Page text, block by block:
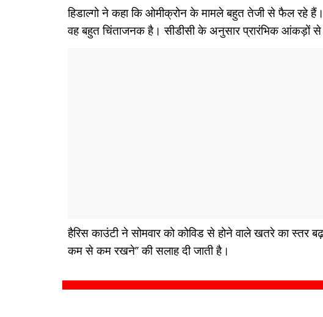
हिडाल्गो ने कहा कि ओमीक्रोन के मामले बहुत तेजी से फैल रहे
वह बहुत चिंताजनक है। सीडीसी के अनुसार प्रारंभिक आंकड़ों से
हैरिस काउंटी ने सोमवार को कोविड से होने वाले खतरे का स्तर
कम से कम रखने’’ की सलाह दी जाती है।